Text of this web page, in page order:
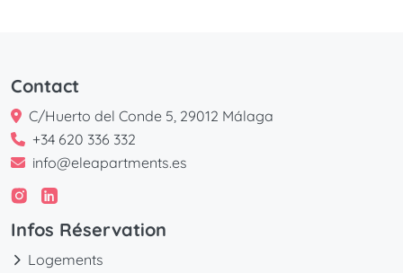
Contact
C/Huerto del Conde 5, 29012 Málaga
+34 620 336 332
info@eleapartments.es
Infos Réservation
Logements